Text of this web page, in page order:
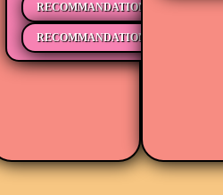
RECOMMANDATIONS MÉDIAS
RECOMMANDATIONS LECTURE